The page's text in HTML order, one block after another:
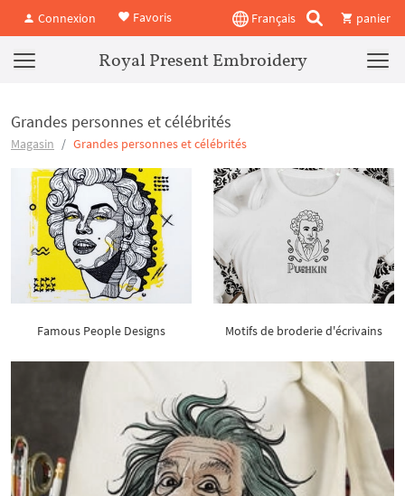
Connexion Favoris Français panier
Royal Present Embroidery
Grandes personnes et célébrités
Magasin Grandes personnes et célébrités
Famous People Designs Motifs de broderie d'écrivains